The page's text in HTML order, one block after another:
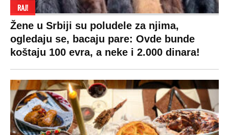
RAJ!
Žene u Srbiji su poludele za njima,
ogledaju se, bacaju pare: Ovde bunde
koštaju 100 evra, a neke i 2.000 dinara!